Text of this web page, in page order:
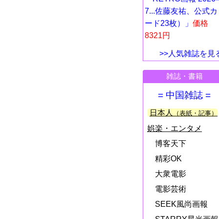
7...佐藤友祐、公式カ
ード23枚）」 価格
8321円
>>人気雑誌を見
雑誌・書籍
= 中国雑誌 =
日本人 （表紙・記事）
娯楽・エンタメ
博客天下
精彩OK
大衆電影
電影芸術
SEEK風尚画報